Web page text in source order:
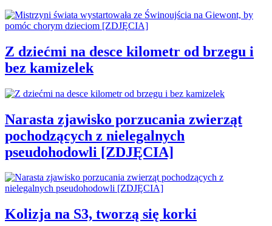
Z dziećmi na desce kilometr od brzegu i
bez kamizelek
Narasta zjawisko porzucania zwierząt
pochodzących z nielegalnych
pseudohodowli [ZDJĘCIA]
Kolizja na S3, tworzą się korki